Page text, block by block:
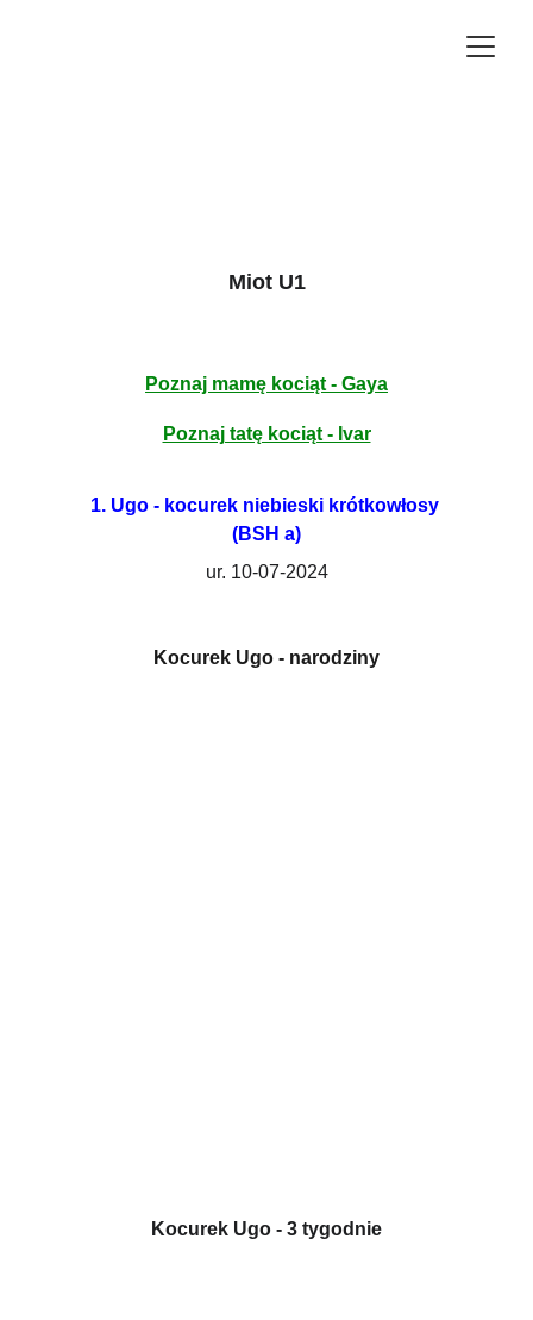
Miot U1
1. Ugo - kocurek niebieski krótkowłosy
(BSH a)
ur. 10-07-2024
Poznaj mamę kociąt - Gaya
Poznaj tatę kociąt - Ivar
Kocurek Ugo - 3 tygodnie
Kocurek Ugo - narodziny